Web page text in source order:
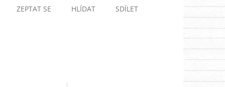
ZEPTAT SE HLÍDAT SDÍLET